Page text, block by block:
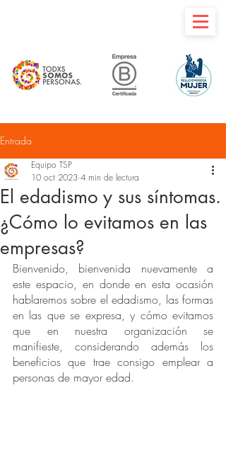
Entrada
El edadismo y sus síntomas.
¿Cómo lo evitamos en las
empresas?
Equipo TSP
10 oct 2023 4 min de lectura
Bienvenido, bienvenida nuevamente a
este espacio, en donde en esta ocasión
hablaremos sobre el edadismo, las formas
en las que se expresa, y cómo evitamos
que en nuestra organización se
manifieste, considerando además los
beneficios que trae consigo emplear a
personas de mayor edad.